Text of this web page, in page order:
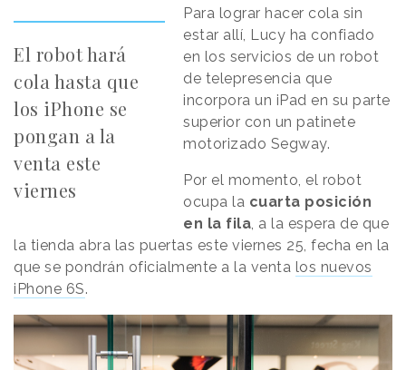
El robot hará
cola hasta que
los iPhone se
pongan a la
venta este
viernes
Para lograr hacer cola sin
estar allí, Lucy ha confiado
en los servicios de un robot
de telepresencia que
incorpora un iPad en su parte
superior con un patinete
motorizado Segway.
Por el momento, el robot
ocupa la cuarta posición
en la fila, a la espera de que
la tienda abra las puertas este viernes 25, fecha en la
que se pondrán oficialmente a la venta los nuevos
iPhone 6S.